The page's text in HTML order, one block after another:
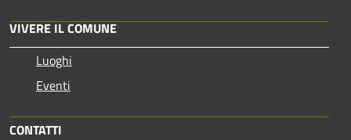
VIVERE IL COMUNE
Luoghi
Eventi
CONTATTI